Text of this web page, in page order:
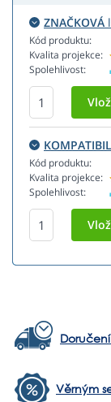
ZNAČKOVÁ
Kód produktu:
Kvalita projekce:
Spolehlivost:
Kód produktu:
Kvalita projekce:
Spolehlivost:
Věrným